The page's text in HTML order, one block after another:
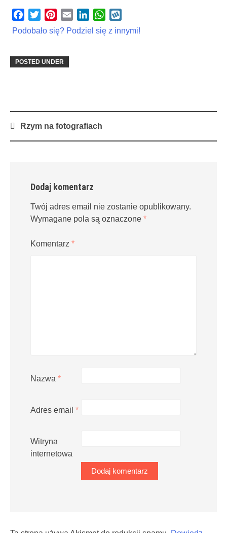
Facebook
TwitterPinterest
Email LinkedInWhatsApp
Podobało się? Podziel się z innymi!
POSTED UNDER
PostRzym na fotografiach
Dodaj komentarz
Twój adres email nie zostanie opublikowany.
Wymagane pola są oznaczone *
Komentarz *
Nazwa *
Adres email *
Witryna
internetowa